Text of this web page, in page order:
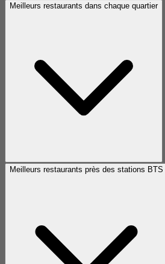
Meilleurs restaurants dans chaque quartier
Meilleurs restaurants près des stations BTS